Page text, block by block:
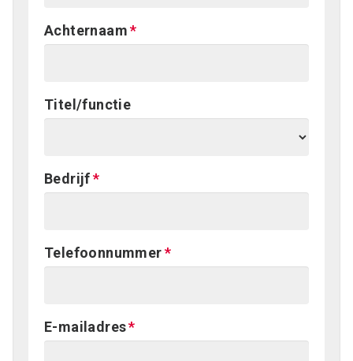
Achternaam
Titel/functie
Bedrijf
Telefoonnummer
E-mailadres